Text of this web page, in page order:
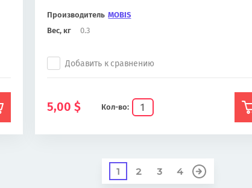
Производитель MOBIS
Вес, кг
0.3
Кол-во:
Добавить к сравнению
5,00 $
1 2 3 4